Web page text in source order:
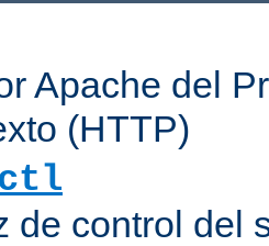
Apache del
(HTTP)
de control del